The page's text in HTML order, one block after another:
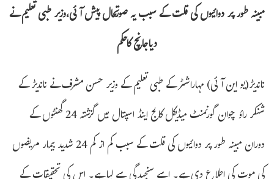
مبینہ طور پر دوائیوں کی قلت کے سبب یہ صورتحال پیش آئی،وزیر طبی تعلیم نے
دیاجانچ کاحکم
ناندیڑ(یو این آئی) مہاراشٹر کے طبی تعلیم کے وزیر حسن مشرف نے ناندیڑ کے
شنکر راؤ چوان گورنمنٹ میڈیکل کالج اینڈ اسپتال میں گزشتہ 24 گھنٹوں کے
دوران مبینہ طور پر دوائیوں کی قلت کے سبب کم از کم 24 شدید بیمار مریضوں